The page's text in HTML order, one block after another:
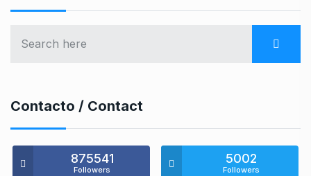
Contacto / Contact
875541
Followers
5002
Followers